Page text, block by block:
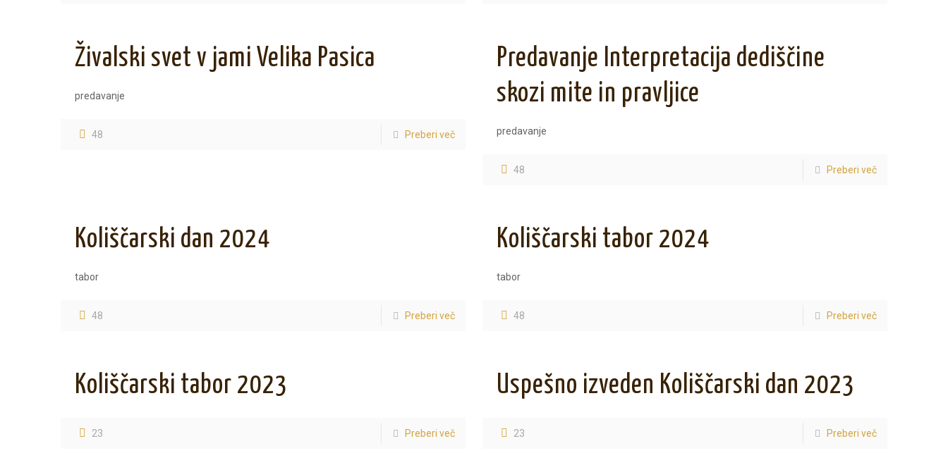
Živalski svet v jami Velika Pasica
predavanje
48 Preberi več
Predavanje Interpretacija dediščine
skozi mite in pravljice
predavanje
48 Preberi več
Koliščarski dan 2024
tabor
48 Preberi več
Koliščarski tabor 2024
tabor
48 Preberi več
Koliščarski tabor 2023
23 Preberi več
Uspešno izveden Koliščarski dan 2023
23 Preberi več